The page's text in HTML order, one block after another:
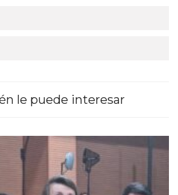
le puede interesar